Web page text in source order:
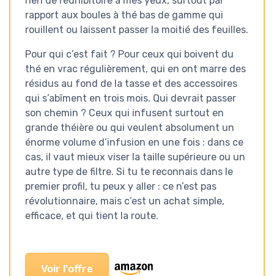
rapport aux boules à thé bas de gamme qui
rouillent ou laissent passer la moitié des feuilles.
Pour qui c’est fait ? Pour ceux qui boivent du
thé en vrac régulièrement, qui en ont marre des
résidus au fond de la tasse et des accessoires
qui s’abîment en trois mois. Qui devrait passer
son chemin ? Ceux qui infusent surtout en
grande théière ou qui veulent absolument un
énorme volume d’infusion en une fois : dans ce
cas, il vaut mieux viser la taille supérieure ou un
autre type de filtre. Si tu te reconnais dans le
premier profil, tu peux y aller : ce n’est pas
révolutionnaire, mais c’est un achat simple,
efficace, et qui tient la route.
Voir l'offre